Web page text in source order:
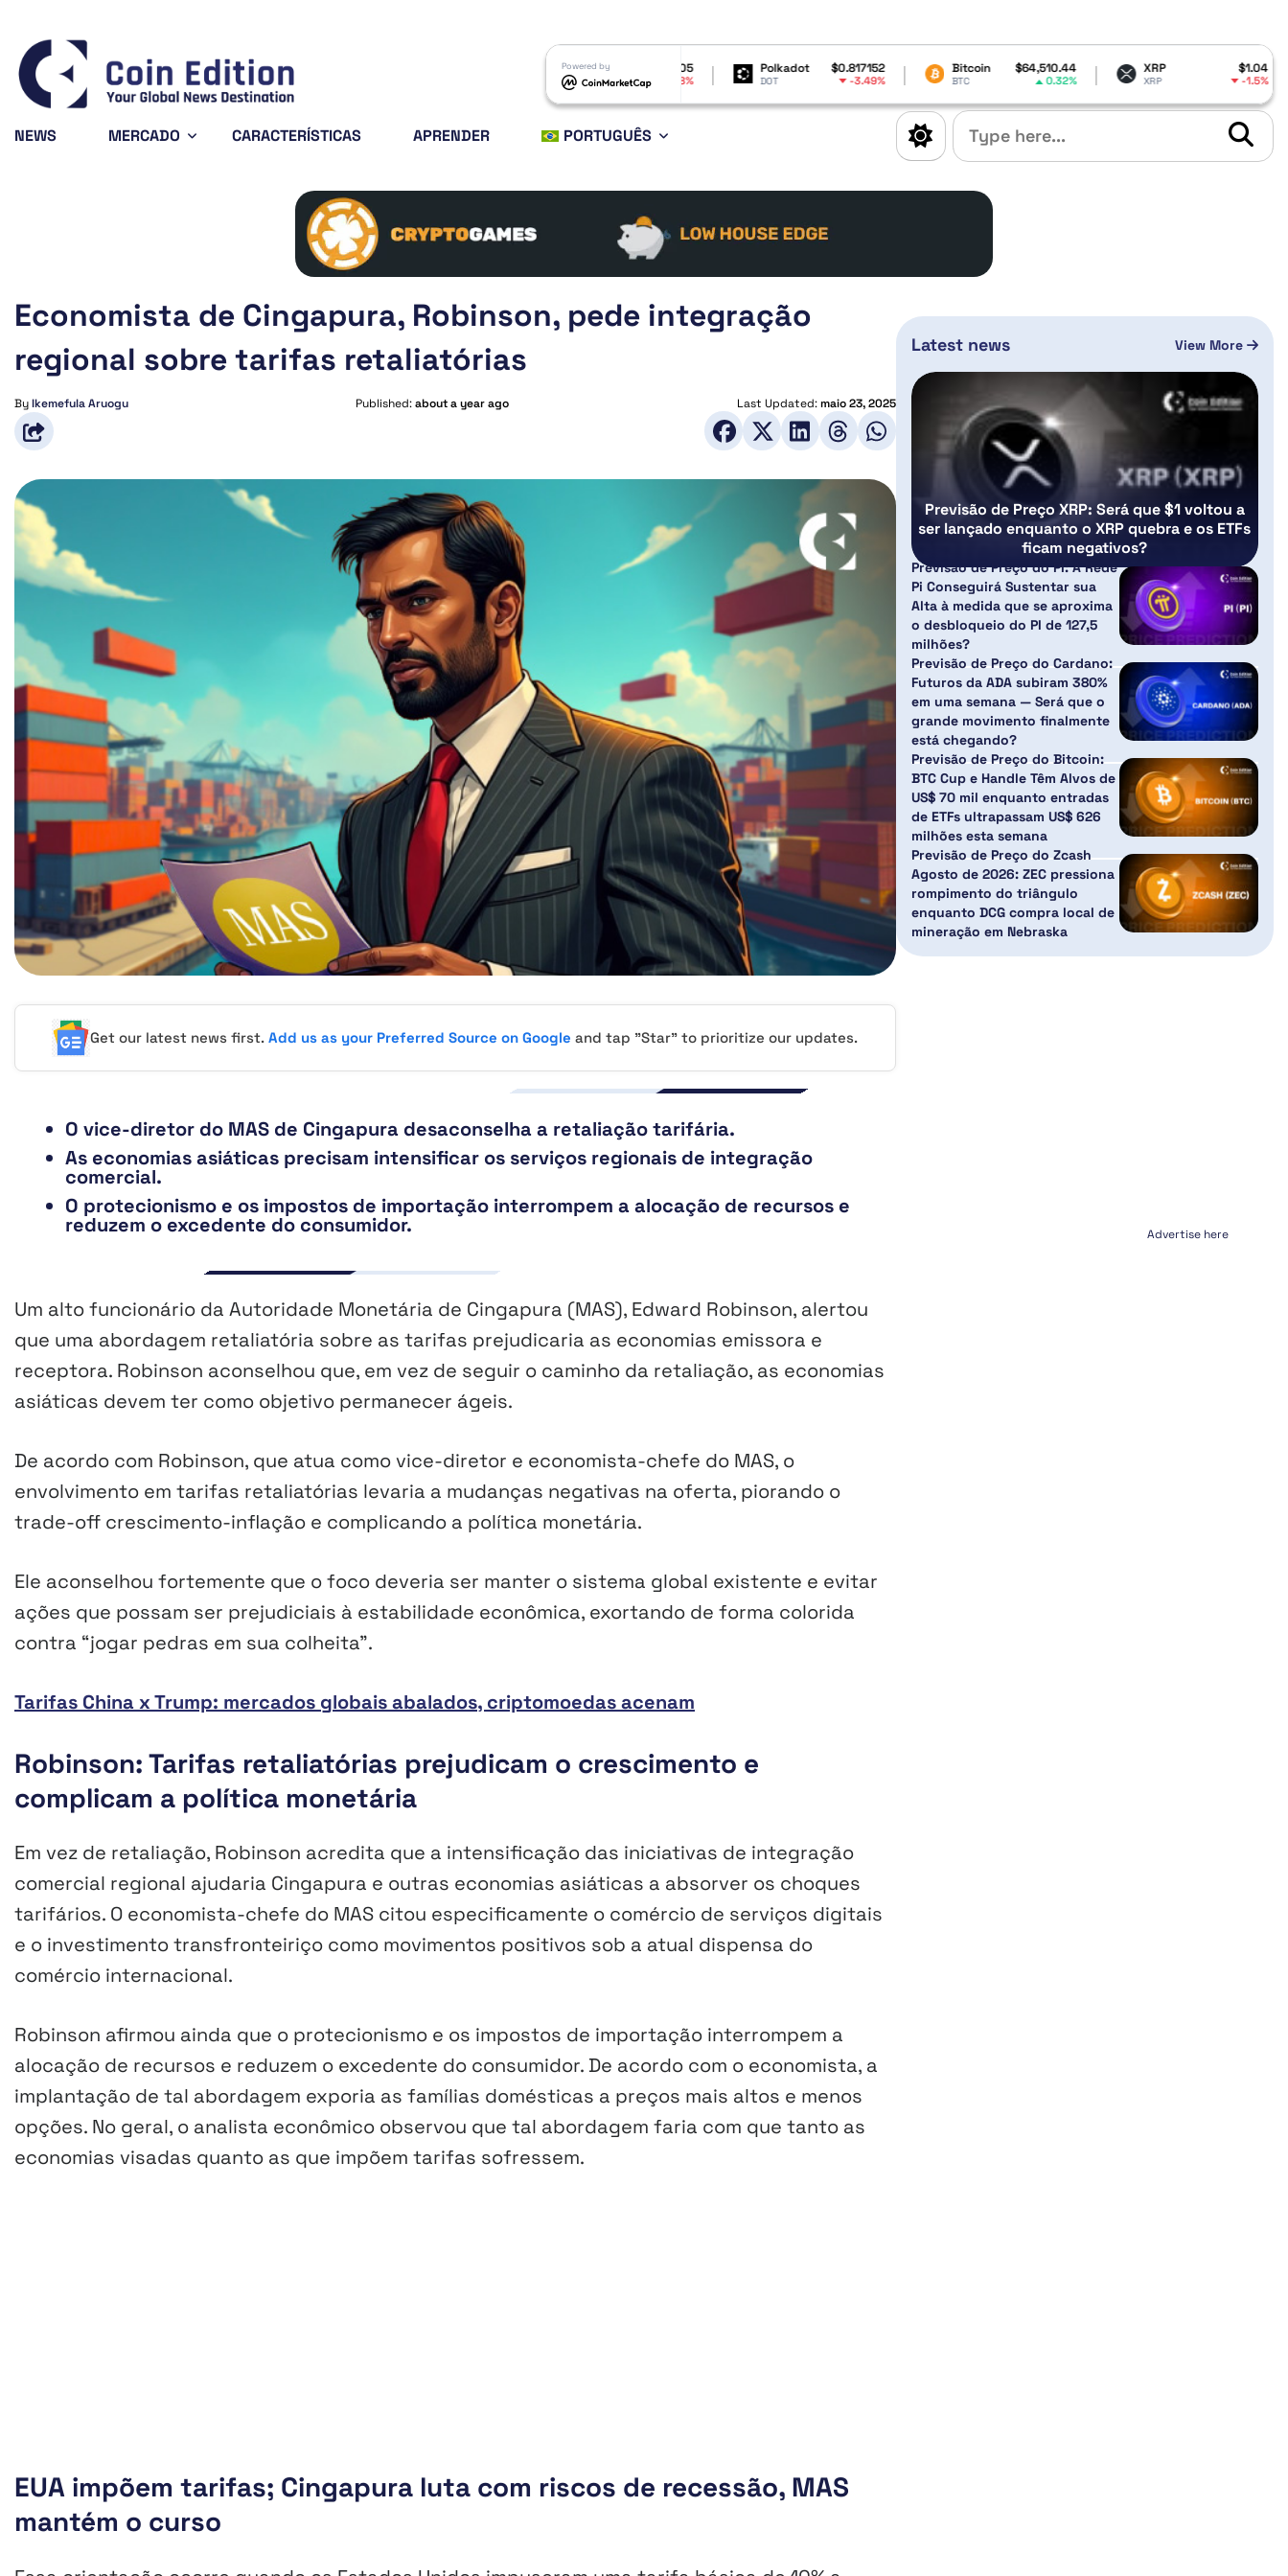
Powered by
Solana $73.25
-0.61%
Avalanche $0.000005
-3.18%
Polkadot $0.817152
-3.49%
Bitcoin $64,510.44
BTC 0.32%
XRP $1.04
XRP -1.5%
Dogecoin
DOGE
NEWS MERCADO CARACTERÍSTICAS APRENDER PORTUGUÊS
Economista de Cingapura, Robinson, pede integração
regional sobre tarifas retaliatórias
ByIkemefula Aruogu Published:about a year ago Last Updated:maio 23, 2025
Get our latest news first.Add us as your Preferred Source on Google and tap "Star" to prioritize our updates.
O vice-diretor do MAS de Cingapura desaconselha a retaliação tarifária.
As economias asiáticas precisam intensificar os serviços regionais de integração
comercial.
O protecionismo e os impostos de importação interrompem a alocação de recursos e
reduzem o excedente do consumidor.
Um alto funcionário da Autoridade Monetária de Cingapura (MAS), Edward Robinson, alertou
que uma abordagem retaliatória sobre as tarifas prejudicaria as economias emissora e
receptora. Robinson aconselhou que, em vez de seguir o caminho da retaliação, as economias
asiáticas devem ter como objetivo permanecer ágeis.
De acordo com Robinson, que atua como vice-diretor e economista-chefe do MAS, o
envolvimento em tarifas retaliatórias levaria a mudanças negativas na oferta, piorando o
trade-off crescimento-inflação e complicando a política monetária.
Ele aconselhou fortemente que o foco deveria ser manter o sistema global existente e evitar
ações que possam ser prejudiciais à estabilidade econômica, exortando de forma colorida
contra “jogar pedras em sua colheita”.
Tarifas China x Trump: mercados globais abalados, criptomoedas acenam
Robinson: Tarifas retaliatórias prejudicam o crescimento e
complicam a política monetária
Em vez de retaliação, Robinson acredita que a intensificação das iniciativas de integração
comercial regional ajudaria Cingapura e outras economias asiáticas a absorver os choques
tarifários. O economista-chefe do MAS citou especificamente o comércio de serviços digitais
e o investimento transfronteiriço como movimentos positivos sob a atual dispensa do
comércio internacional.
Robinson afirmou ainda que o protecionismo e os impostos de importação interrompem a
alocação de recursos e reduzem o excedente do consumidor. De acordo com o economista, a
implantação de tal abordagem exporia as famílias domésticas a preços mais altos e menos
opções. No geral, o analista econômico observou que tal abordagem faria com que tanto as
economias visadas quanto as que impõem tarifas sofressem.
EUA impõem tarifas; Cingapura luta com riscos de recessão, MAS
mantém o curso
Latest news View More
Previsão de Preço XRP: Será que $1 voltou a
ser lançado enquanto o XRP quebra e os ETFs
ficam negativos?
Previsão de Preço do PI: A Rede
Pi Conseguirá Sustentar sua
Alta à medida que se aproxima
o desbloqueio do PI de 127,5
milhões?
Previsão de Preço do Cardano:
Futuros da ADA subiram 380%
em uma semana — Será que o
grande movimento finalmente
está chegando?
Previsão de Preço do Bitcoin:
BTC Cup e Handle Têm Alvos de
US$ 70 mil enquanto entradas
de ETFs ultrapassam US$ 626
milhões esta semana
Previsão de Preço do Zcash
Agosto de 2026: ZEC pressiona
rompimento do triângulo
enquanto DCG compra local de
mineração em Nebraska
Advertise here